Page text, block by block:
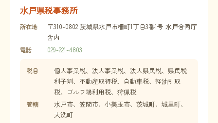
水戸県税事務所
所在地
〒310-0802 茨城県水戸市柵町1丁目3番1号 水戸合同庁
舎内
電話 029-221-4803
税目
個人事業税、法人事業税、法人県民税、県民税
利子割、不動産取得税、自動車税、軽油引取
税、ゴルフ場利用税、狩猟税
管轄
水戸市、笠間市、小美玉市、茨城町、城里町、
大洗町